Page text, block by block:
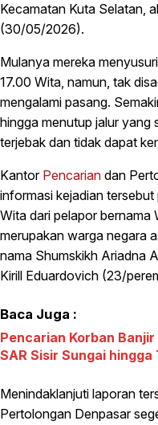
Kecamatan Kuta Selatan,
(30/05/2026).
Mulanya mereka
17.00 Wita, namun, tak
mengalami pasang.
hingga menutup jalur yang
terjebak dan tidak dapat
Kantor Pencarian dan
informasi kejadian
Wita dari pelapor bernama
merupakan warga negara
nama Shumskikh Ariadna
Kirill Eduardovich (23/
Baca Juga :
Pencarian Korban
SAR Sisir Sungai hingga
Menindaklanjuti laporan
Pertolongan Denpasar